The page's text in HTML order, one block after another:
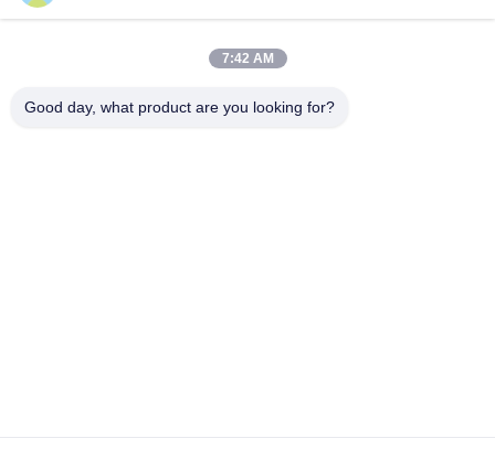
Sales03@chinafibercable.com
7:42 AM
Good day, what product are you looking for?